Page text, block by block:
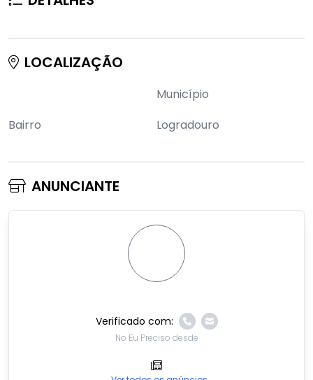
LOCALIZAÇÃO
Município
Bairro
Logradouro
ANUNCIANTE
Verificado com:
No Eu Preciso desde